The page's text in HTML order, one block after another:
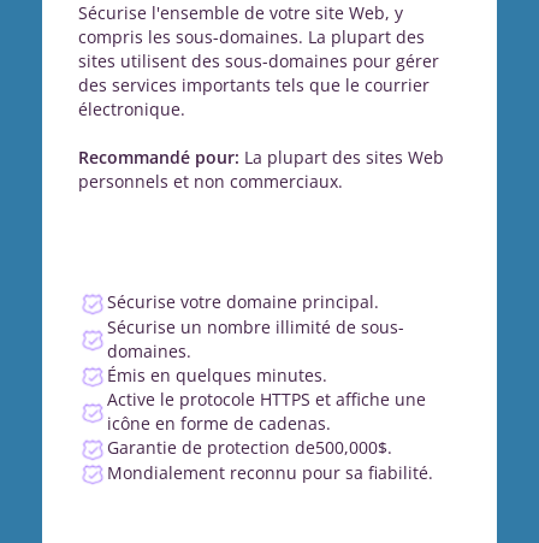
Sécurise l'ensemble de votre site Web, y
compris les sous-domaines. La plupart des
sites utilisent des sous-domaines pour gérer
des services importants tels que le courrier
électronique.
Recommandé pour: La plupart des sites Web
personnels et non commerciaux.
Sécurise votre domaine principal.
Sécurise un nombre illimité de sous-
domaines.
Émis en quelques minutes.
Active le protocole HTTPS et affiche une
icône en forme de cadenas.
Garantie de protection de500,000$.
Mondialement reconnu pour sa fiabilité.